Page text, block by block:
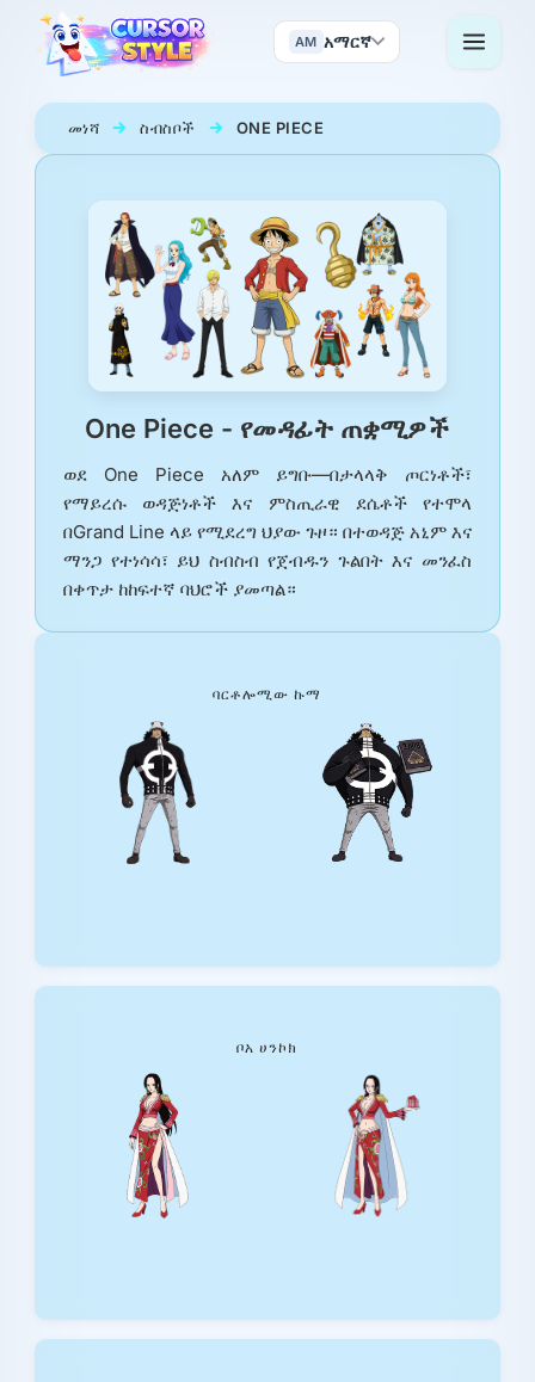
AM አማርኛ
መነሻ ስብስቦች ONE PIECE
One Piece - የመዳፊት ጠቋሚዎች
ወደ One Piece አለም ይግቡ—በታላላቅ ጦርነቶች፣
የማይረሱ ወዳጅነቶች እና ምስጢራዊ ደሴቶች የተሞላ
በGrand Line ላይ የሚደረግ ህያው ጉዞ። በተወዳጅ አኒም እና
ማንጋ የተነሳሳ፣ ይህ ስብስብ የጀብዱን ጉልበት እና መንፈስ
በቀጥታ ከከፍተኛ ባህሮች ያመጣል።
ባርቶሎሚው ኩማ
ቦአ ሀንኮክ